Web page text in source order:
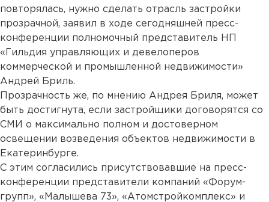
повторялась, нужно сделать отрасль застройки
прозрачной, заявил в ходе сегодняшней пресс-
конференции полномочный представитель НП
«Гильдия управляющих и девелоперов
коммерческой и промышленной недвижимости»
Андрей Бриль.
Прозрачность же, по мнению Андрея Бриля, может
быть достигнута, если застройщики договорятся со
СМИ о максимально полном и достоверном
освещении возведения объектов недвижимости в
Екатеринбурге.
С этим согласились присутствовавшие на пресс-
конференции представители компаний «Форум-
групп», «Малышева 73», «Атомстройкомплекс» и